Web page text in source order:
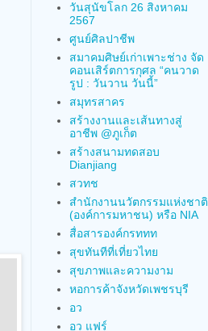
วันสุนัขโลก 26 สิงหาคม
2567
ศูนย์ศิลปาชีพ
สมาคมศิษย์เก่าเพาะช่าง จัด
คอนเสิร์ตการกุศล “คนวาด
รูป : วันวาน วันนี้”
สมุทรสาคร
สร้างงานและเส้นทางสู่
อาชีพ @ภูเก็ต
สร้างสนามทดสอบ
Dianjiang
สวทช
สำนักงานนวัตกรรมแห่งชาติ
(องค์การมหาชน) หรือ NIA
สื่อสารองค์กรททท
สุขทันทีที่เที่ยวไทย
สุขภาพและความงาม
หอการค้าจังหวัดเพชรบุรี
อว
อว แฟร์